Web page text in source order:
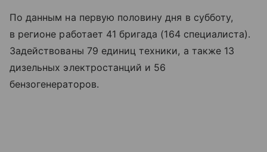
По данным на первую половину дня в субботу,
в регионе работает 41 бригада (164 специалиста).
Задействованы 79 единиц техники, а также 13
дизельных электростанций и 56
бензогенераторов.